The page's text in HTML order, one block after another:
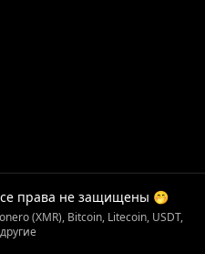
права не защищены 🤭
(XMR), Bitcoin, Litecoin, USDT,